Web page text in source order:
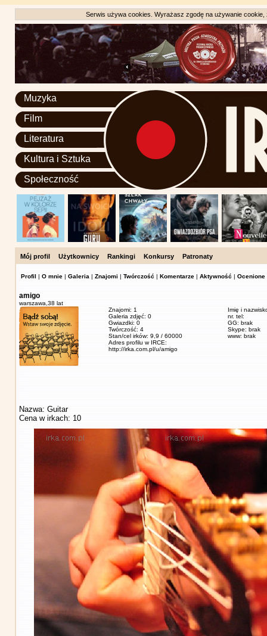
Serwis używa cookies. Wyrażasz zgodę na używanie
Muzyka
Film
Literatura
Kultura i Sztuka
Społeczność
Mój profil Użytkownicy Rankingi Konkursy Patronaty
Profil | O mnie | Galeria | Znajomi | Twórczość | Komentarze | Aktywność | Ocenione
amigo
warszawa, 38 lat
Znajomi: 1
Galeria zdjęć: 0
Gwiazdki: 0
Twórczość: 4
Stan/cel irków: 9,9 / 60000
Adres profilu w IRCE:
http://irka.com.pl/u/amigo
Imię i
nr. tel:
GG: brak
Skype: brak
www: brak
Nazwa: Guitar
Cena w irkach: 10